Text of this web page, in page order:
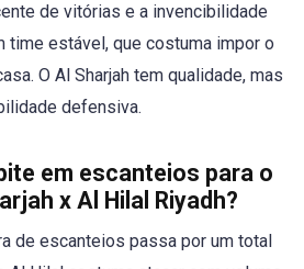
de vitórias e a invencibilidade
time estável, que costuma impor o
O Al Sharjah tem qualidade, mas
defensiva.
em escanteios para o
x Al Hilal Riyadh?
de escanteios passa por um total